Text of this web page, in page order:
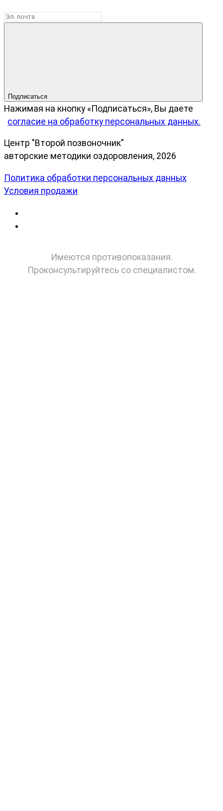
Подписаться
Нажимая на кнопку «Подписаться», Вы даете
согласие на обработку персональных данных.
Центр "Второй позвоночник"
авторские методики оздоровления, 2026
Политика обработки персональных данных
Условия продажи
Имеются противопоказания.
Проконсультируйтесь со специалистом.